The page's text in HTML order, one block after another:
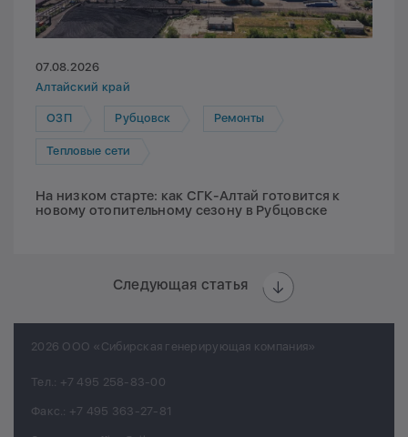
07.08.2026
Алтайский край
ОЗП Рубцовск Ремонты
Тепловые сети
На низком старте: как СГК-Алтай готовится к
новому отопительному сезону в Рубцовске
Следующая статья
2026 ООО «Сибирская генерирующая компания»
Тел.: +7 495 258-83-00
Факс.: +7 495 363-27-81